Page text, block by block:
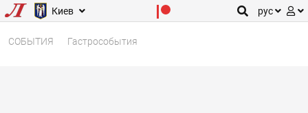
Киев рус
СОБЫТИЯ Гастрособытия